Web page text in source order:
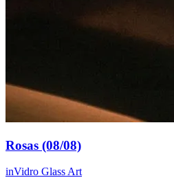
Rosas (08/08)
inVidro Glass Art